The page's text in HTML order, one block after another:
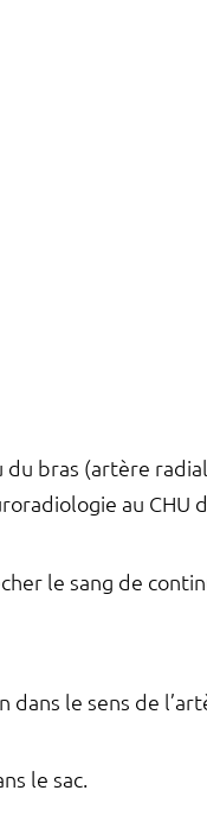
bras (artère
au CHU
le sang de
dans le sens de
le sac.